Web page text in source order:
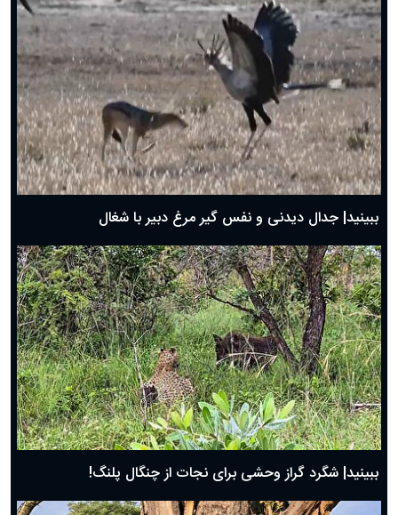
دعای روز ششم ماه رمضان؛ ۵ اسفند ۱۴۰۴
دعای روز پنجم ماه رمضان؛ ۴ اسفند ۱۴۰۴
دعای روز چهارم ماه مبارک رمضان؛ ۳ اسفند ۱۴۰۴
دعای روز سوم ماه مبارک رمضان؛ ۱۴ اسفند ۱۴۰۴
دعای روز دوم ماه مبارک رمضان ۱ اسفند ماه ۱۴۰۴
دعای روز اول ماه مبارک رمضان، ۳۰ بهمن ۱۴۰۴
حضرت زینب(س) چگونه از دنیا رفت؟
بهترین پیامک تبریک روز پدر ۱۴۰۴؛ جملات زیبا و صمیمانه
ببینید| جدال دیدنی و نفس گیر مرغ دبیر با شغال
ببینید| شگرد گراز وحشی برای نجات از چنگال پلنگ!